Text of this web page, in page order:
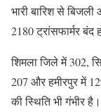
भारी बारिश से
2180 ट्रांसफार्मर बंद
शिमला जिले में 302,
207 और हमीरपुर में
की स्थिति भी गंभीर